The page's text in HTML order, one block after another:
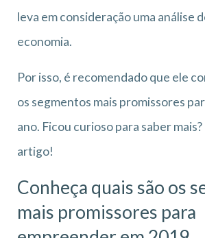
leva em consideração uma análise
economia.
Por isso, é recomendado que ele
os segmentos mais promissores
ano. Ficou curioso para saber
artigo!
Conheça quais são os
mais promissores para